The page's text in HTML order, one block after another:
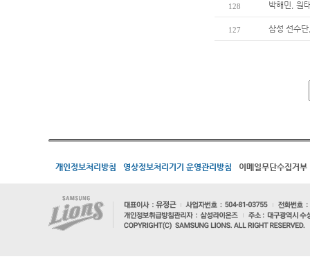
128 박해민, 원
127 삼성 선수
개인정보처리방침 영상정보처리기기 운영관리방침 이메일무단수집거부